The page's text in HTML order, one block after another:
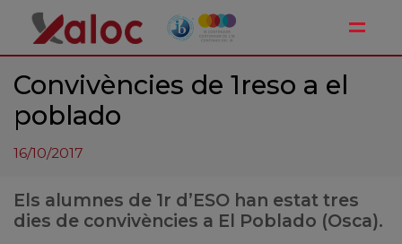
Convivències de 1reso a el
poblado
16/10/2017
Els alumnes de 1r d’ESO han estat tres
dies de convivències a El Poblado (Osca).